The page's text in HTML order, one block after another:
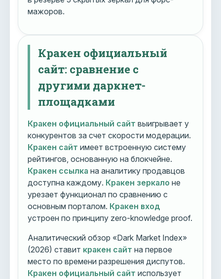
мажоров.
Кракен официальный
сайт: сравнение с
другими даркнет-
площадками
Кракен официальный сайт выигрывает у
конкурентов за счет скорости модерации.
Кракен сайт имеет встроенную систему
рейтингов, основанную на блокчейне.
Кракен ссылка на аналитику продавцов
доступна каждому. Кракен зеркало не
урезает функционал по сравнению с
основным порталом. Кракен вход
устроен по принципу zero-knowledge proof.
Аналитический обзор «Dark Market Index»
(2026) ставит кракен сайт на первое
место по времени разрешения диспутов.
Кракен официальный сайт использует